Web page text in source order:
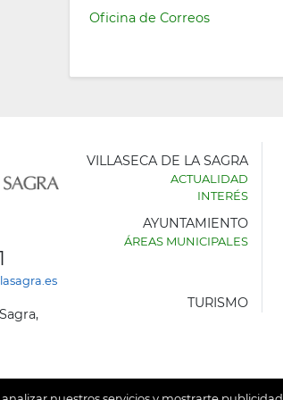
Oficina de Correos
AYUNTAMIENTO
VILLASECA DE LA SAGRA
ACTUALIDAD
INTERÉS
AYUNTAMIENTO
ÁREAS MUNICIPALES
TURISMO